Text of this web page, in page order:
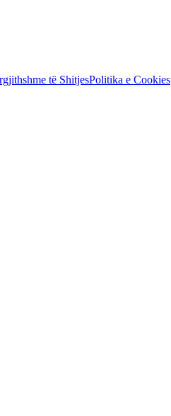
të ShitjesPolitika e Cookies